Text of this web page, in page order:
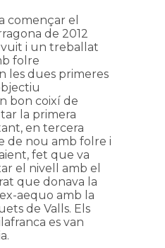
començar el
de 2012
i un treballat
folre
les dues primeres
bon coixí de
la primera
en tercera
de nou amb folre i
fet que va
el nivell amb el
que donava la
aequo amb la
de Valls. Els
es van